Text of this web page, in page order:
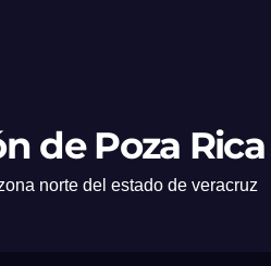
de Poza Rica
norte del estado de veracruz